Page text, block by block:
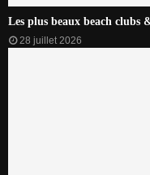
Les plus beaux beach clubs
28 juillet 2026